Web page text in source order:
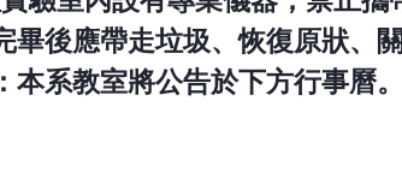
畢後應帶走垃圾、恢復原狀、
本系教室將公告於下方行事曆。